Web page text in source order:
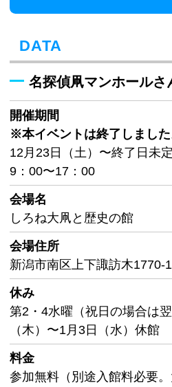
DATA
名探偵凧マンホールさ
開催期間
※本イベントは終了しました
12月23日（土）〜終了日未定
9：00〜17：00
会場名
しろね大凧と歴史の館
会場住所
新潟市南区上下諏訪木1770-1
休み
第2・4水曜（祝日の場合は
（木）〜1月3日（水）休館
料金
参加無料（別途入館料必要